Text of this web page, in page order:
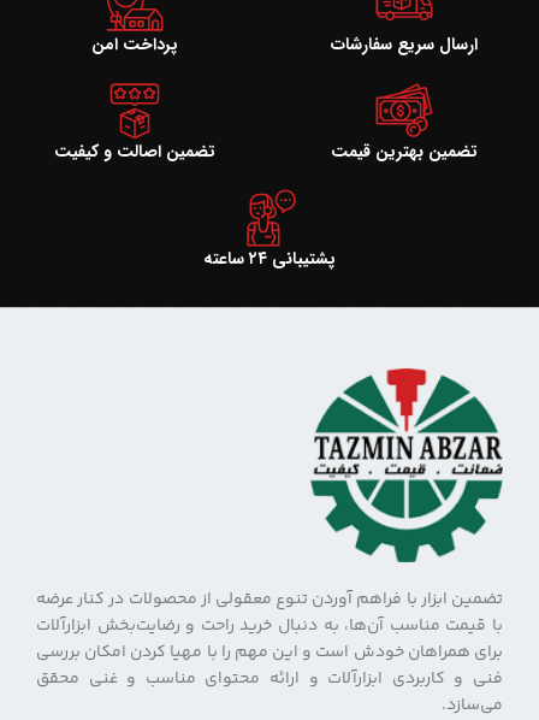
ارسال سریع سفارشات پرداخت امن
تضمین بهترین قیمت تضمین اصالت و کیفیت
پشتیبانی ۲۴ ساعته
تضمین ابزار با فراهم آوردن تنوع معقولی از محصولات در کنار عرضه
با قیمت مناسب آن‌ها، به دنبال خرید راحت و رضایت‌بخش ابزارآلات
برای همراهان خودش است و این مهم را با مهیا کردن امکان بررسی
فنی و کاربردی ابزارآلات و ارائه محتوای مناسب و غنی محقق
می‌سازد.